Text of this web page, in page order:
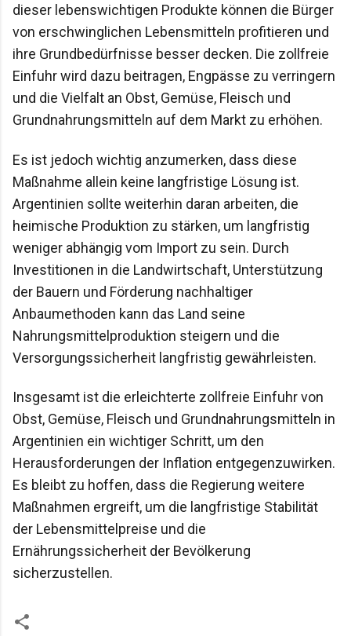
dieser lebenswichtigen Produkte können die Bürger
von erschwinglichen Lebensmitteln profitieren und
ihre Grundbedürfnisse besser decken. Die zollfreie
Einfuhr wird dazu beitragen, Engpässe zu verringern
und die Vielfalt an Obst, Gemüse, Fleisch und
Grundnahrungsmitteln auf dem Markt zu erhöhen.
Es ist jedoch wichtig anzumerken, dass diese
Maßnahme allein keine langfristige Lösung ist.
Argentinien sollte weiterhin daran arbeiten, die
heimische Produktion zu stärken, um langfristig
weniger abhängig vom Import zu sein. Durch
Investitionen in die Landwirtschaft, Unterstützung
der Bauern und Förderung nachhaltiger
Anbaumethoden kann das Land seine
Nahrungsmittelproduktion steigern und die
Versorgungssicherheit langfristig gewährleisten.
Insgesamt ist die erleichterte zollfreie Einfuhr von
Obst, Gemüse, Fleisch und Grundnahrungsmitteln in
Argentinien ein wichtiger Schritt, um den
Herausforderungen der Inflation entgegenzuwirken.
Es bleibt zu hoffen, dass die Regierung weitere
Maßnahmen ergreift, um die langfristige Stabilität
der Lebensmittelpreise und die
Ernährungssicherheit der Bevölkerung
sicherzustellen.